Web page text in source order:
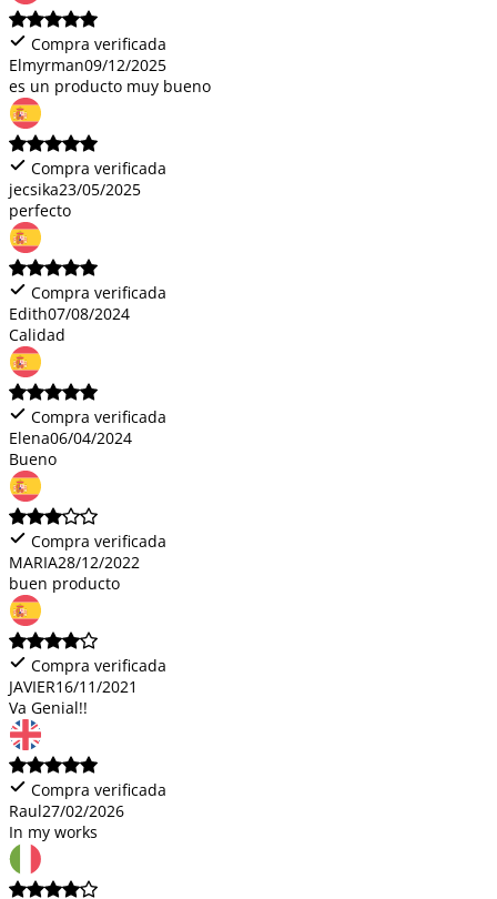
Compra verificada
Elmyrman09/12/2025
es un producto muy bueno
Compra verificada
jecsika23/05/2025
perfecto
Compra verificada
Edith07/08/2024
Calidad
Compra verificada
Elena06/04/2024
Bueno
Compra verificada
MARIA28/12/2022
buen producto
Compra verificada
JAVIER16/11/2021
Va Genial!!
Compra verificada
Raul27/02/2026
In my works